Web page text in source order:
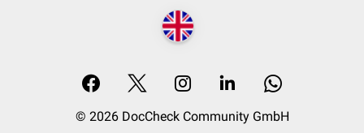
© 2026 DocCheck Community GmbH